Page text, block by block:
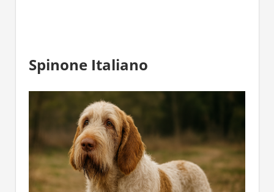
Spinone Italiano